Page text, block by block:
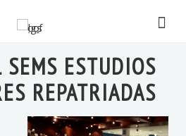
ESTUDIOS
REPATRIADAS